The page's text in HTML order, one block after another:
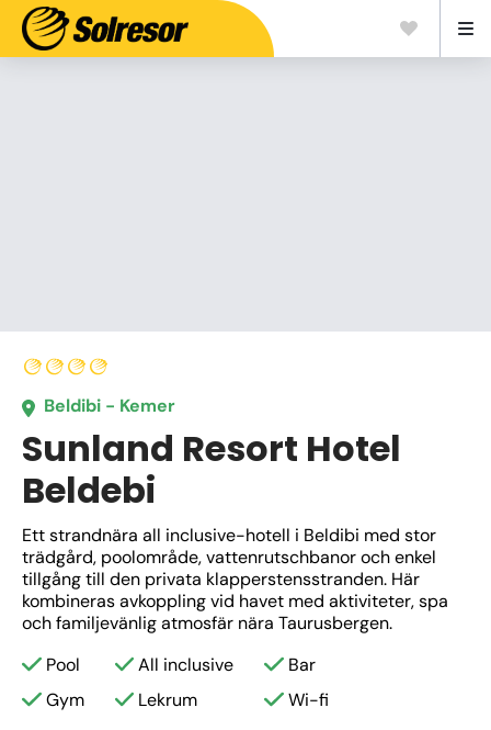
Beldibi - Kemer
Sunland Resort Hotel
Beldebi
Ett strandnära all inclusive-hotell i Beldibi med stor
trädgård, poolområde, vattenrutschbanor och enkel
tillgång till den privata klapperstensstranden. Här
kombineras avkoppling vid havet med aktiviteter, spa
och familjevänlig atmosfär nära Taurusbergen.
Pool
All inclusive
Bar
Gym
Lekrum Wi-fi